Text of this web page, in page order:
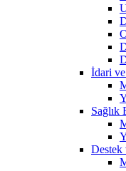
İdari
Sağlık